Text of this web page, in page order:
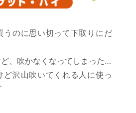
のに思い切って下取りにだ
、吹かなくなってしまった…
沢山吹いてくれる人に使っ